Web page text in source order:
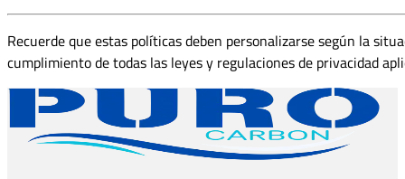
Recuerde que estas políticas deben personalizarse según la
cumplimiento de todas las leyes y regulaciones de privacidad